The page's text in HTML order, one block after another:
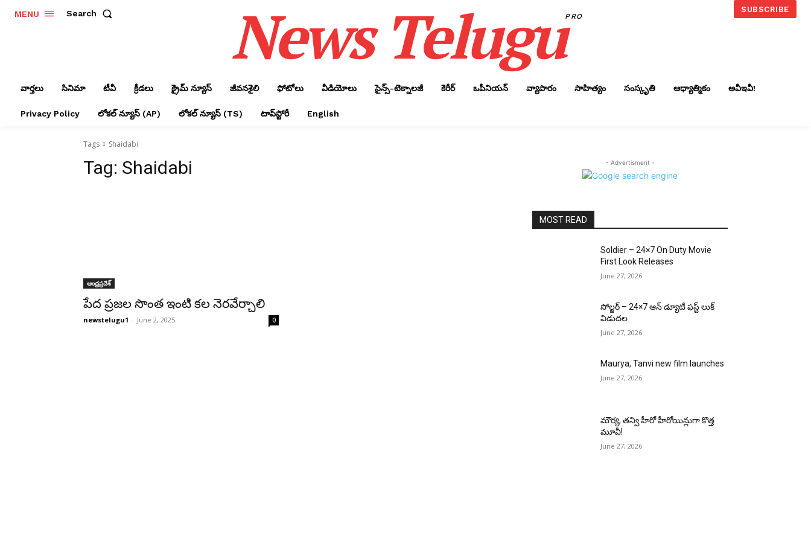
MENU Search News TeluguPRO
SUBSCRIBE
వార్తలు సినిమా టీవీ క్రీడలు క్రైమ్ న్యూస్‌ జీవనశైలి ఫోటోలు వీడియోలు సైన్స్‌-టెక్నాలజీ కెరీర్‌ ఒపీనియన్‌ వ్యాపారం సాహిత్యం సంస్కృతి ఆధ్యాత్మికం అవీఇవీ!
Privacy Policy లోక‌ల్ న్యూస్‌ (AP) లోక‌ల్ న్యూస్‌ (TS) టాప్‌స్టోరీ English
Tags Shaidabi
Tag: Shaidabi
ఆంధ్రప్రదేశ్‌
పేద ప్రజల సొంత ఇంటి కల నెరవేర్చాలి
newstelugu1 - June 2, 2025 0
- Advertisment -
MOST READ
Soldier – 24×7 On Duty Movie
First Look Releases
June 27, 2026
సోల్జర్ – 24×7 ఆన్ డ్యూటీ ఫస్ట్ లుక్
విడుదల
June 27, 2026
Maurya, Tanvi new film launches
June 27, 2026
మౌర్య‌, త‌న్వి హీరో హీరోయిన్లుగా కొత్త
మూవీ!
June 27, 2026